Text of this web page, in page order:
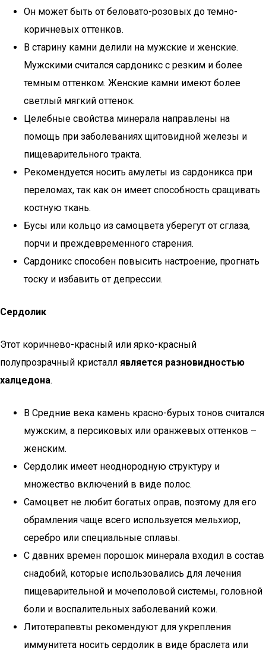
Он может быть от беловато-розовых до темно-
коричневых оттенков.
В старину камни делили на мужские и женские.
Мужскими считался сардоникс с резким и более
темным оттенком. Женские камни имеют более
светлый мягкий оттенок.
Целебные свойства минерала направлены на
помощь при заболеваниях щитовидной железы и
пищеварительного тракта.
Рекомендуется носить амулеты из сардоникса при
переломах, так как он имеет способность сращивать
костную ткань.
Бусы или кольцо из самоцвета уберегут от сглаза,
порчи и преждевременного старения.
Сардоникс способен повысить настроение, прогнать
тоску и избавить от депрессии.
Сердолик
Этот коричнево-красный или ярко-красный
полупрозрачный кристалл является разновидностью
халцедона.
В Средние века камень красно-бурых тонов считался
мужским, а персиковых или оранжевых оттенков –
женским.
Сердолик имеет неоднородную структуру и
множество включений в виде полос.
Самоцвет не любит богатых оправ, поэтому для его
обрамления чаще всего используется мельхиор,
серебро или специальные сплавы.
С давних времен порошок минерала входил в состав
снадобий, которые использовались для лечения
пищеварительной и мочеполовой системы, головной
боли и воспалительных заболеваний кожи.
Литотерапевты рекомендуют для укрепления
иммунитета носить сердолик в виде браслета или